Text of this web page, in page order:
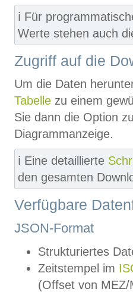
ℹ️ Für
Werte stehen auch
Zugriff auf die
Um die Daten
Tabelle zu einem
Sie dann die Option
Diagrammanzeige.
ℹ️ Eine detaillierte
den gesamten
Verfügbare
JSON-Format
Strukturiertes
Zeitstempel im
(Offset von MEZ/